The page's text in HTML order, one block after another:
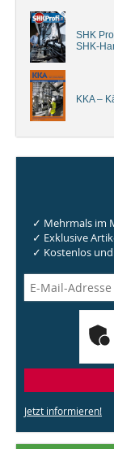
SHK
SHK-
KKA –
✓ Mehrmals im
✓ Exklusive
✓ Kostenlos
Jetzt informieren!